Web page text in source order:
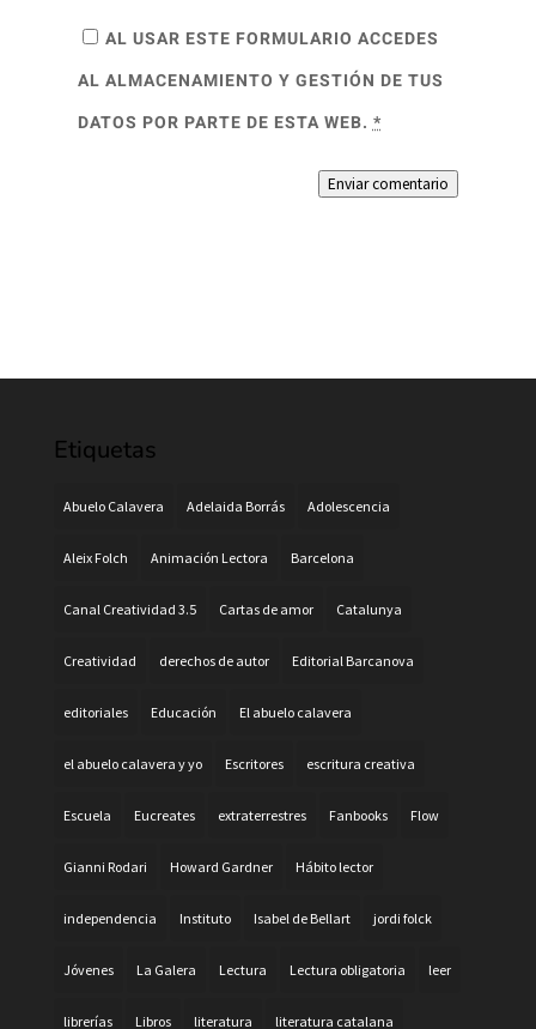
AL USAR ESTE FORMULARIO ACCEDES
AL ALMACENAMIENTO Y GESTIÓN DE TUS
DATOS POR PARTE DE ESTA WEB.*
Enviar comentario
Etiquetas
Abuelo Calavera Adelaida Borrás Adolescencia
Aleix Folch Animación Lectora Barcelona
Canal Creatividad 3.5 Cartas de amor Catalunya
Creatividad derechos de autor Editorial Barcanova
editoriales Educación El abuelo calavera
el abuelo calavera y yo Escritores escritura creativa
Escuela Eucreates extraterrestres Fanbooks Flow
Gianni Rodari Howard Gardner Hábito lector
independencia Instituto Isabel de Bellart jordi folck
Jóvenes La Galera Lectura Lectura obligatoria leer
librerías Libros literatura literatura catalana